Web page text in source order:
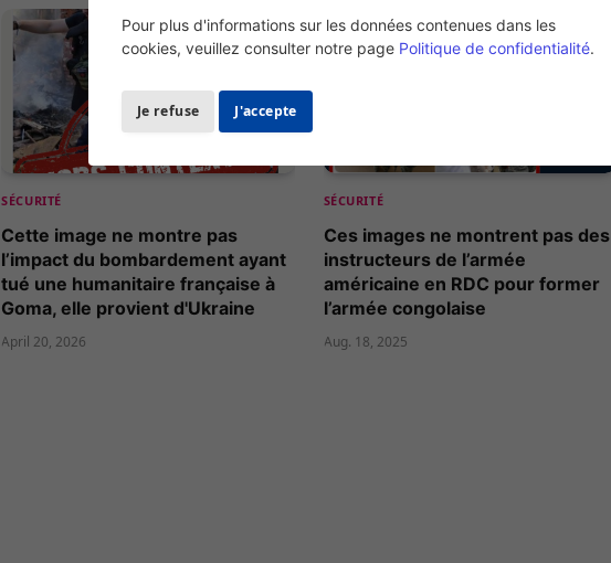
SÉCURITÉ
Cette image ne montre pas
l’impact du bombardement ayant
tué une humanitaire française à
Goma, elle provient d'Ukraine
April 20, 2026
SÉCURITÉ
Ces images ne montrent pas des
instructeurs de l’armée
américaine en RDC pour former
l’armée congolaise
Aug. 18, 2025
Pour plus d'informations sur les données contenues dans les
cookies, veuillez consulter notre page Politique de confidentialité.
Je refuse J'accepte